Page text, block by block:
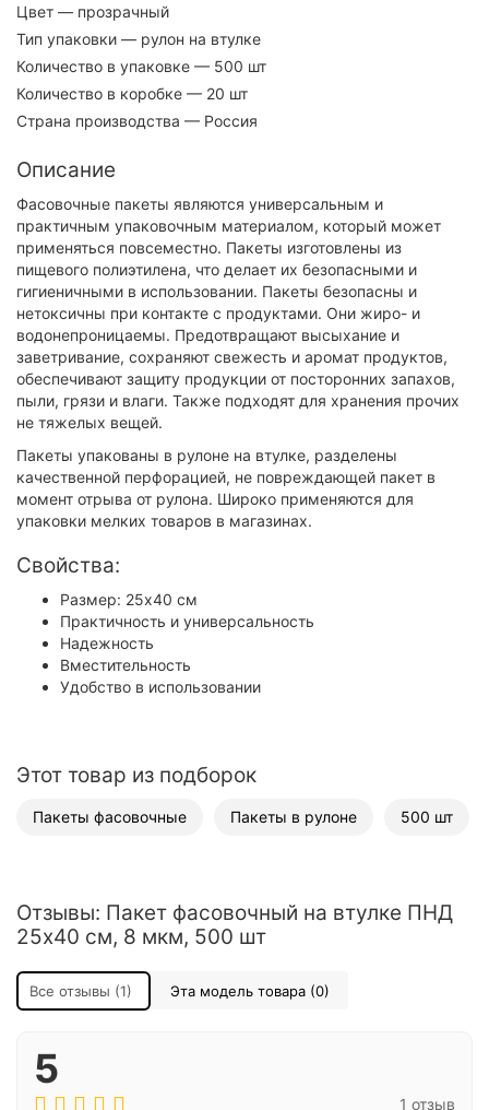
Цвет — прозрачный
Тип упаковки — рулон на втулке
Количество в упаковке — 500 шт
Количество в коробке — 20 шт
Страна производства — Россия
Описание
Фасовочные пакеты являются универсальным и
практичным упаковочным материалом, который может
применяться повсеместно. Пакеты изготовлены из
пищевого полиэтилена, что делает их безопасными и
гигиеничными в использовании. Пакеты безопасны и
нетоксичны при контакте с продуктами. Они жиро- и
водонепроницаемы. Предотвращают высыхание и
заветривание, сохраняют свежесть и аромат продуктов,
обеспечивают защиту продукции от посторонних запахов,
пыли, грязи и влаги. Также подходят для хранения прочих
не тяжелых вещей.
Пакеты упакованы в рулоне на втулке, разделены
качественной перфорацией, не повреждающей пакет в
момент отрыва от рулона. Широко применяются для
упаковки мелких товаров в магазинах.
Свойства:
Размер: 25x40 см
Практичность и универсальность
Надежность
Вместительность
Удобство в использовании
Этот товар из подборок
Пакеты фасовочные Пакеты в рулоне 500 шт
Отзывы: Пакет фасовочный на втулке ПНД
25х40 см, 8 мкм, 500 шт
Все отзывы (1) Эта модель товара (0)
5
1 отзыв